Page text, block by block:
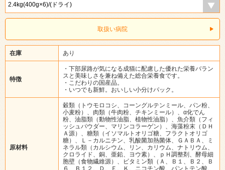
取扱い病院
在庫 あり
特徴
・下部尿路が気になる成猫に配慮した優れた栄養バラン
スと美味しさを兼ね備えた総合栄養食です。
・こだわりの国産品。
・いつでも新鮮。おいしい小分けパック。
原材料
穀類（トウモロコシ、コーングルテンミール、パン粉、
小麦粉）、肉類（牛肉粉、チキンミール）、α化でん
粉、油脂類（動物性油脂、植物性油脂）、魚介類（フィ
ッシュパウダー、マリンコラーゲン）、海藻粉末（ＤＨ
Ａ源）、糖類（イソマルトオリゴ糖、フラクトオリゴ
糖）、Ｌ－カルニチン、乳酸菌加熱菌体、ＧＡＢＡ、ミ
ネラル類（カルシウム、リン、カリウム、ナトリウム、
クロライド、銅、亜鉛、ヨウ素）、ｐＨ調整剤、酵母細
胞壁（食物繊維源）、ビタミン類（Ａ、Ｂ１、Ｂ２、Ｂ
６、Ｂ１２、Ｄ、Ｅ、Ｋ、ニコチン酸、パントテン酸、